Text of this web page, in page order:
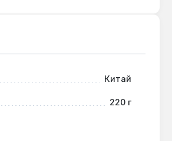
Китай
220 г